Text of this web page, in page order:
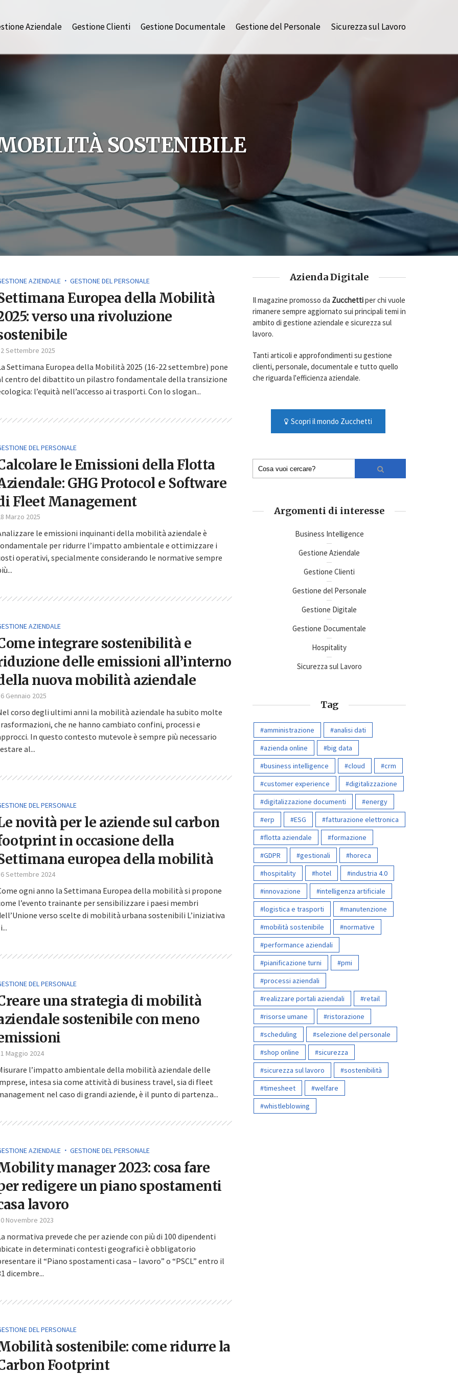
Aziendale Gestione Clienti Gestione Documentale Gestione del Personale Sicurezza sul Lavoro
SOSTENIBILE
AZIENDALE GESTIONE DEL PERSONALE
Europea della Mobilità
verso una rivoluzione
Settembre 2025
Settimana Europea della Mobilità 2025 (16-22 settembre) pone
centro del dibattito un pilastro fondamentale della transizione
l’equità nell’accesso ai trasporti. Con lo slogan...
DEL PERSONALE
le Emissioni della Flotta
GHG Protocol e Software
Fleet Management
Marzo 2025
le emissioni inquinanti della mobilità aziendale è
per ridurre l’impatto ambientale e ottimizzare i
operativi, specialmente considerando le normative sempre
AZIENDALE
integrare sostenibilità e
delle emissioni all’interno
nuova mobilità aziendale
Gennaio 2025
corso degli ultimi anni la mobilità aziendale ha subito molte
che ne hanno cambiato confini, processi e
In questo contesto mutevole è sempre più necessario
al...
DEL PERSONALE
novità per le aziende sul carbon
in occasione della
europea della mobilità
Settembre 2024
ogni anno la Settimana Europea della mobilità si propone
l’evento trainante per sensibilizzare i paesi membri
verso scelte di mobilità urbana sostenibili L’iniziativa
DEL PERSONALE
una strategia di mobilità
sostenibile con meno
Maggio 2024
l’impatto ambientale della mobilità aziendale delle
intesa sia come attività di business travel, sia di fleet
nel caso di grandi aziende, è il punto di partenza...
AZIENDALE GESTIONE DEL PERSONALE
manager 2023: cosa fare
redigere un piano spostamenti
lavoro
Novembre 2023
normativa prevede che per aziende con più di 100 dipendenti
in determinati contesti geografici è obbligatorio
il “Piano spostamenti casa – lavoro” o “PSCL” entro il
dicembre...
DEL PERSONALE
sostenibile: come ridurre la
Footprint
Azienda Digitale
Il magazine promosso da Zucchettiper chi vuole
rimanere sempre aggiornato sui principali temi in
ambito di gestione aziendale e sicurezza sul
lavoro.
Tanti articoli e approfondimenti su gestione
clienti, personale, documentale e tutto quello
che riguarda l'efficienza aziendale.
Scopri il mondo Zucchetti
Argomenti di interesse
Business Intelligence
Gestione Aziendale
Gestione Clienti
Gestione del Personale
Gestione Digitale
Gestione Documentale
Hospitality
Sicurezza sul Lavoro
Tag
amministrazione
analisi dati
azienda online
big data
business intelligence
cloud
crm
customer experience
digitalizzazione
digitalizzazione documenti
energy
erp
ESG
fatturazione elettronica
flotta aziendale
formazione
GDPR
gestionali
horeca
hospitality
hotel
industria 4.0
innovazione
intelligenza artificiale
logistica e trasporti
manutenzione
mobilità sostenibile
normative
performance aziendali
pianificazione turni
pmi
processi aziendali
realizzare portali aziendali
retail
risorse umane
ristorazione
scheduling
selezione del personale
shop online
sicurezza
sicurezza sul lavoro
sostenibilità
timesheet
welfare
whistleblowing